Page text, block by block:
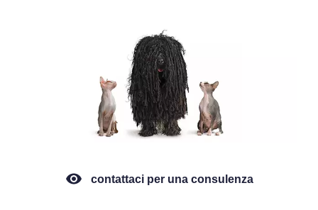
contattaci per una consulenza